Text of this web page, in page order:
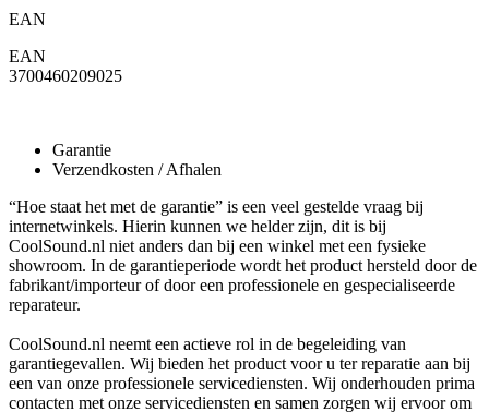
EAN
EAN
3700460209025
Garantie
Verzendkosten / Afhalen
“Hoe staat het met de garantie” is een veel gestelde vraag bij
internetwinkels. Hierin kunnen we helder zijn, dit is bij
CoolSound.nl niet anders dan bij een winkel met een fysieke
showroom. In de garantieperiode wordt het product hersteld door de
fabrikant/importeur of door een professionele en gespecialiseerde
reparateur.
CoolSound.nl neemt een actieve rol in de begeleiding van
garantiegevallen. Wij bieden het product voor u ter reparatie aan bij
een van onze professionele servicediensten. Wij onderhouden prima
contacten met onze servicediensten en samen zorgen wij ervoor om